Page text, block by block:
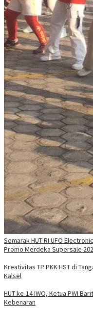
Semarak HUT RI UFO
Promo Merdeka Supersale
Kreativitas TP PKK HST di
Kalsel
HUT ke-14 IWO, Ketua PWI
Kebenaran